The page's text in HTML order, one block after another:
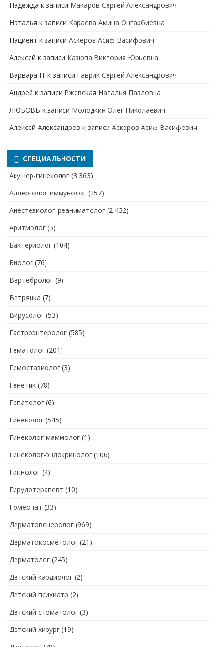
Надежда к записи Макаров Сергей Александрович
Наталья к записи Караева Амина Онгарбиевна
Пациент к записи Аскеров Асиф Васифович
Алексей к записи Казюпа Виктория Юрьевна
Варвара Н. к записи Гаврик Сергей Александрович
Андрей к записи Ржевская Наталья Павловна
ЛЮБОВЬ к записи Молодкин Олег Николаевич
Алексей Александров к записи Аскеров Асиф Васифович
СПЕЦИАЛЬНОСТИ
Акушер-гинеколог (3 363)
Аллерголог-иммунолог (357)
Анестезиолог-реаниматолог (2 432)
Аритмолог (5)
Бактериолог (104)
Биолог (76)
Вертебролог (9)
Ветрянка (7)
Вирусолог (53)
Гастроэнтеролог (585)
Гематолог (201)
Гемостазиолог (3)
Генетик (78)
Гепатолог (6)
Гинеколог (545)
Гинеколог-маммолог (1)
Гинеколог-эндокринолог (106)
Гипнолог (4)
Гирудотерапевт (10)
Гомеопат (33)
Дерматовенеролог (969)
Дерматокосметолог (21)
Дерматолог (245)
Детский кардиолог (2)
Детский психиатр (2)
Детский стоматолог (3)
Детский хирург (19)